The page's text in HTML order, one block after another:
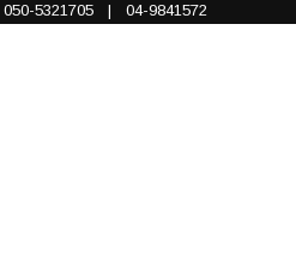
04-9841572
|
050-5321705